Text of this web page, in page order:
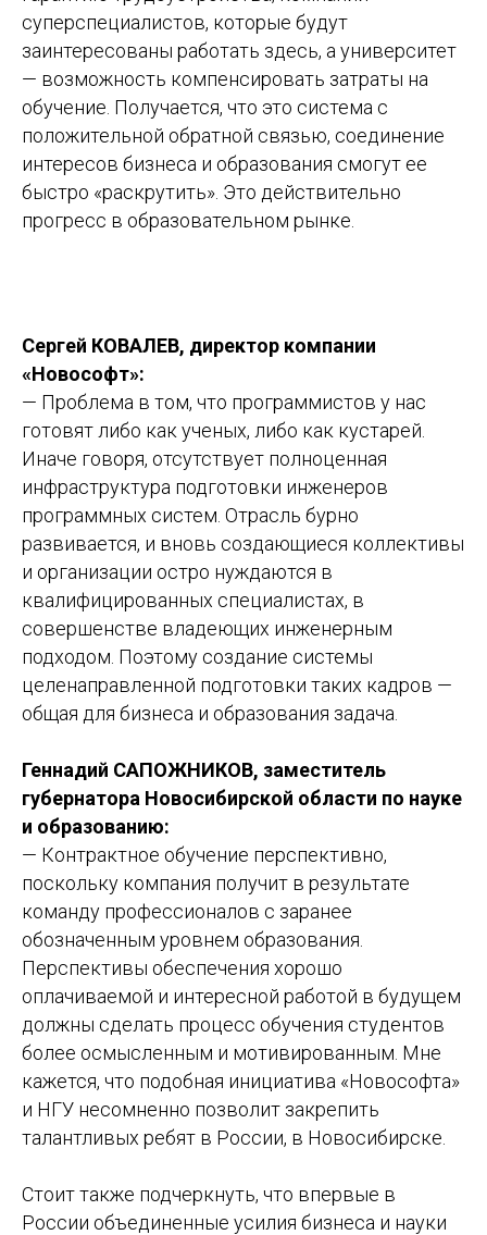
суперспециалистов, которые будут
заинтересованы работать здесь, а университет
— возможность компенсировать затраты на
обучение. Получается, что это система с
положительной обратной связью, соединение
интересов бизнеса и образования смогут ее
быстро «раскрутить». Это действительно
прогресс в образовательном рынке.
Сергей КОВАЛЕВ, директор компании
«Новософт»:
— Проблема в том, что программистов у нас
готовят либо как ученых, либо как кустарей.
Иначе говоря, отсутствует полноценная
инфраструктура подготовки инженеров
программных систем. Отрасль бурно
развивается, и вновь создающиеся коллективы
и организации остро нуждаются в
квалифицированных специалистах, в
совершенстве владеющих инженерным
подходом. Поэтому создание системы
целенаправленной подготовки таких кадров —
общая для бизнеса и образования задача.
Геннадий САПОЖНИКОВ, заместитель
губернатора Новосибирской области по науке
и образованию:
— Контрактное обучение перспективно,
поскольку компания получит в результате
команду профессионалов с заранее
обозначенным уровнем образования.
Перспективы обеспечения хорошо
оплачиваемой и интересной работой в будущем
должны сделать процесс обучения студентов
более осмысленным и мотивированным. Мне
кажется, что подобная инициатива «Новософта»
и НГУ несомненно позволит закрепить
талантливых ребят в России, в Новосибирске.
Стоит также подчеркнуть, что впервые в
России объединенные усилия бизнеса и науки